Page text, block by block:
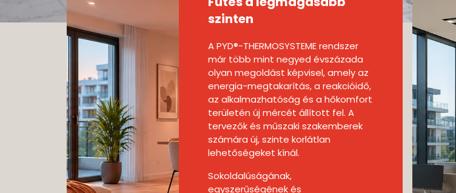
szinten
A PYD®-THERMOSYSTEME rendszer
már több mint negyed évszázada
olyan megoldást képvisel, amely az
energia-megtakarítás, a reakcióidő,
az alkalmazhatóság és a hőkomfort
területén új mércét állított fel. A
tervezők és műszaki szakemberek
számára új, szinte korlátlan
lehetőségeket kínál.
Sokoldalúságának,
egyszerűségének és